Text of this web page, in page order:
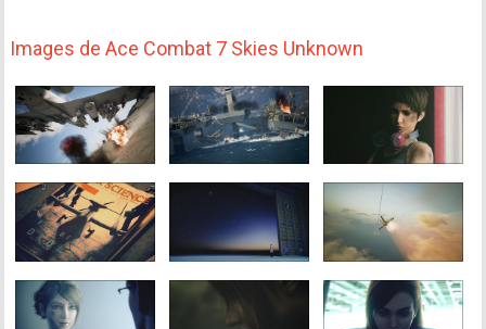
Images de Ace Combat 7 Skies Unknown